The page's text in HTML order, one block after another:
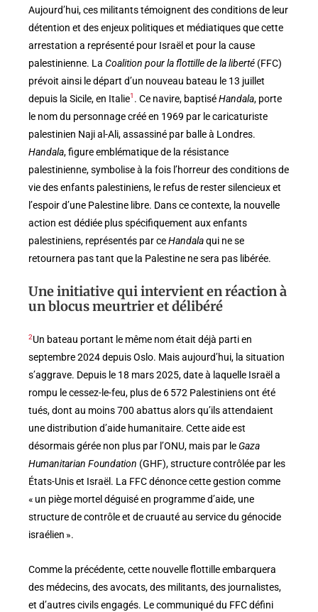
Aujourd’hui, ces militants témoignent des conditions de leur
détention et des enjeux politiques et médiatiques que cette
arrestation a représenté pour Israël et pour la cause
palestinienne. La Coalition pour la flottille de la liberté (FFC)
prévoit ainsi le départ d’un nouveau bateau le 13 juillet
depuis la Sicile, en Italie1 . Ce navire, baptiséHandala, porte
le nom du personnage créé en 1969 par le caricaturiste
palestinien Naji al-Ali, assassiné par balle à Londres.
Handala, figure emblématique de la résistance
palestinienne, symbolise à la fois l’horreur des conditions de
vie des enfants palestiniens, le refus de rester silencieux et
l’espoir d’une Palestine libre. Dans ce contexte, la nouvelle
action est dédiée plus spécifiquement aux enfants
palestiniens, représentés par ceHandalaqui ne se
retournera pas tant que la Palestine ne sera pas libérée.
Une initiative qui intervient en réaction à
un blocus meurtrier et délibéré
2Un bateau portant le même nom était déjà parti en
septembre 2024 depuis Oslo. Mais aujourd’hui, la situation
s’aggrave. Depuis le 18 mars 2025, date à laquelle Israël a
rompu le cessez-le-feu, plus de 6 572 Palestiniens ont été
tués, dont au moins 700 abattus alors qu’ils attendaient
une distribution d’aide humanitaire. Cette aide est
désormais gérée non plus par l’ONU, mais par le Gaza
Humanitarian Foundation (GHF), structure contrôlée par les
États-Unis et Israël. La FFC dénonce cette gestion comme
« un piège mortel déguisé en programme d’aide, une
structure de contrôle et de cruauté au service du génocide
israélien ».
Comme la précédente, cette nouvelle flottille embarquera
des médecins, des avocats, des militants, des journalistes,
et d’autres civils engagés. Le communiqué du FFC défini